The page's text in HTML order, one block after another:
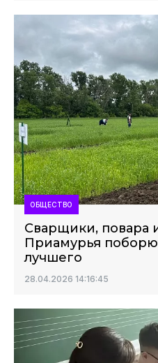
ОБЩЕСТВО
Сварщики, повара
Приамурья
лучшего
28.04.2026 14:16:45